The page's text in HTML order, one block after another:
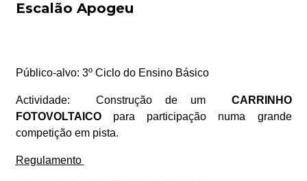
Escalão Apogeu
Público-alvo: 3º Ciclo do Ensino Básico
Actividade: Construção de um CARRINHO
FOTOVOLTAICO para participação numa grande
competição em pista.
Regulamento